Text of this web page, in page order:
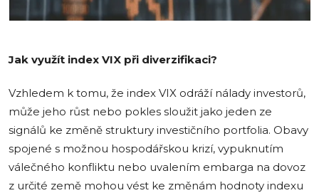
Jak využít index VIX při diverzifikaci?
Vzhledem k tomu, že index VIX odráží nálady investorů,
může jeho růst nebo pokles sloužit jako jeden ze
signálů ke změně struktury investičního portfolia. Obavy
spojené s možnou hospodářskou krizí, vypuknutím
válečného konfliktu nebo uvalením embarga na dovoz
z určité země mohou vést ke změnám hodnoty indexu